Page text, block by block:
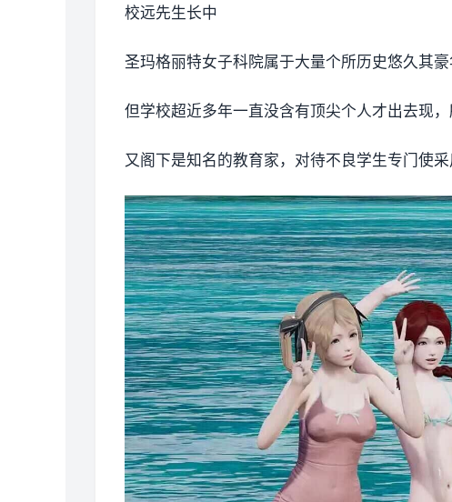
校远先生长中
圣玛格丽特女子科院属于大量个所历史悠久其豪
但学校超近多年一直没含有顶尖个人才出去现
又阁下是知名的教育家，对待不良学生专门使